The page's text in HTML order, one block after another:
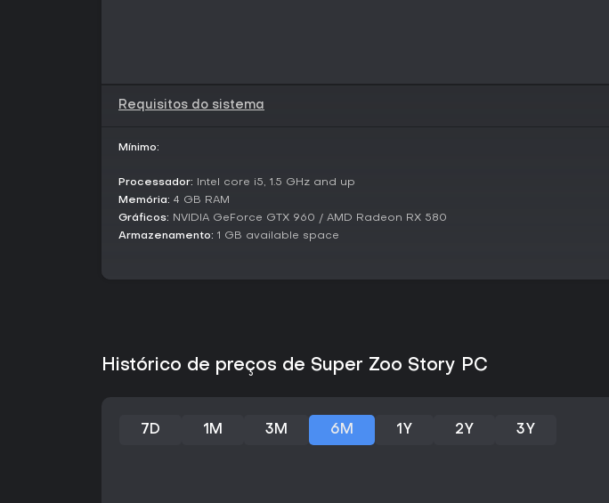
Requisitos do sistema
Mínimo:
Processador: Intel core i5, 1.5 GHz and up
Memória: 4 GB RAM
Gráficos: NVIDIA GeForce GTX 960 / AMD Radeon RX 580
Armazenamento: 1 GB available space
Histórico de preços de Super Zoo Story PC
7D 1M 3M 6M 1Y 2Y 3Y